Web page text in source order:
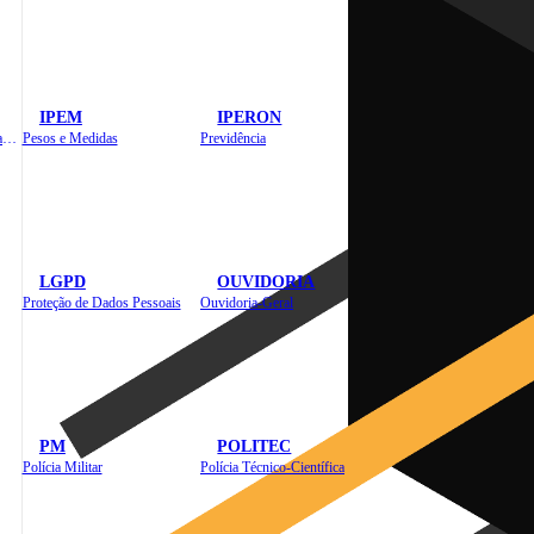
IPEM
Pesos e Medidas
IPERON
Previdência
LGPD
Proteção de Dados Pessoais
OUVIDORIA
Ouvidoria-Geral
PM
Polícia Militar
POLITEC
Polícia Técnico-Científica